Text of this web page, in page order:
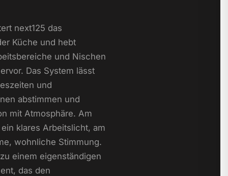
next125 das
Küche und hebt
und Nischen
Das System lässt
und
abstimmen und
mit Atmosphäre. Am
klares Arbeitslicht, am
wohnliche Stimmung.
einem eigenständigen
das den